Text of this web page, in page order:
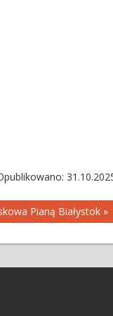
Pianą Białystok »